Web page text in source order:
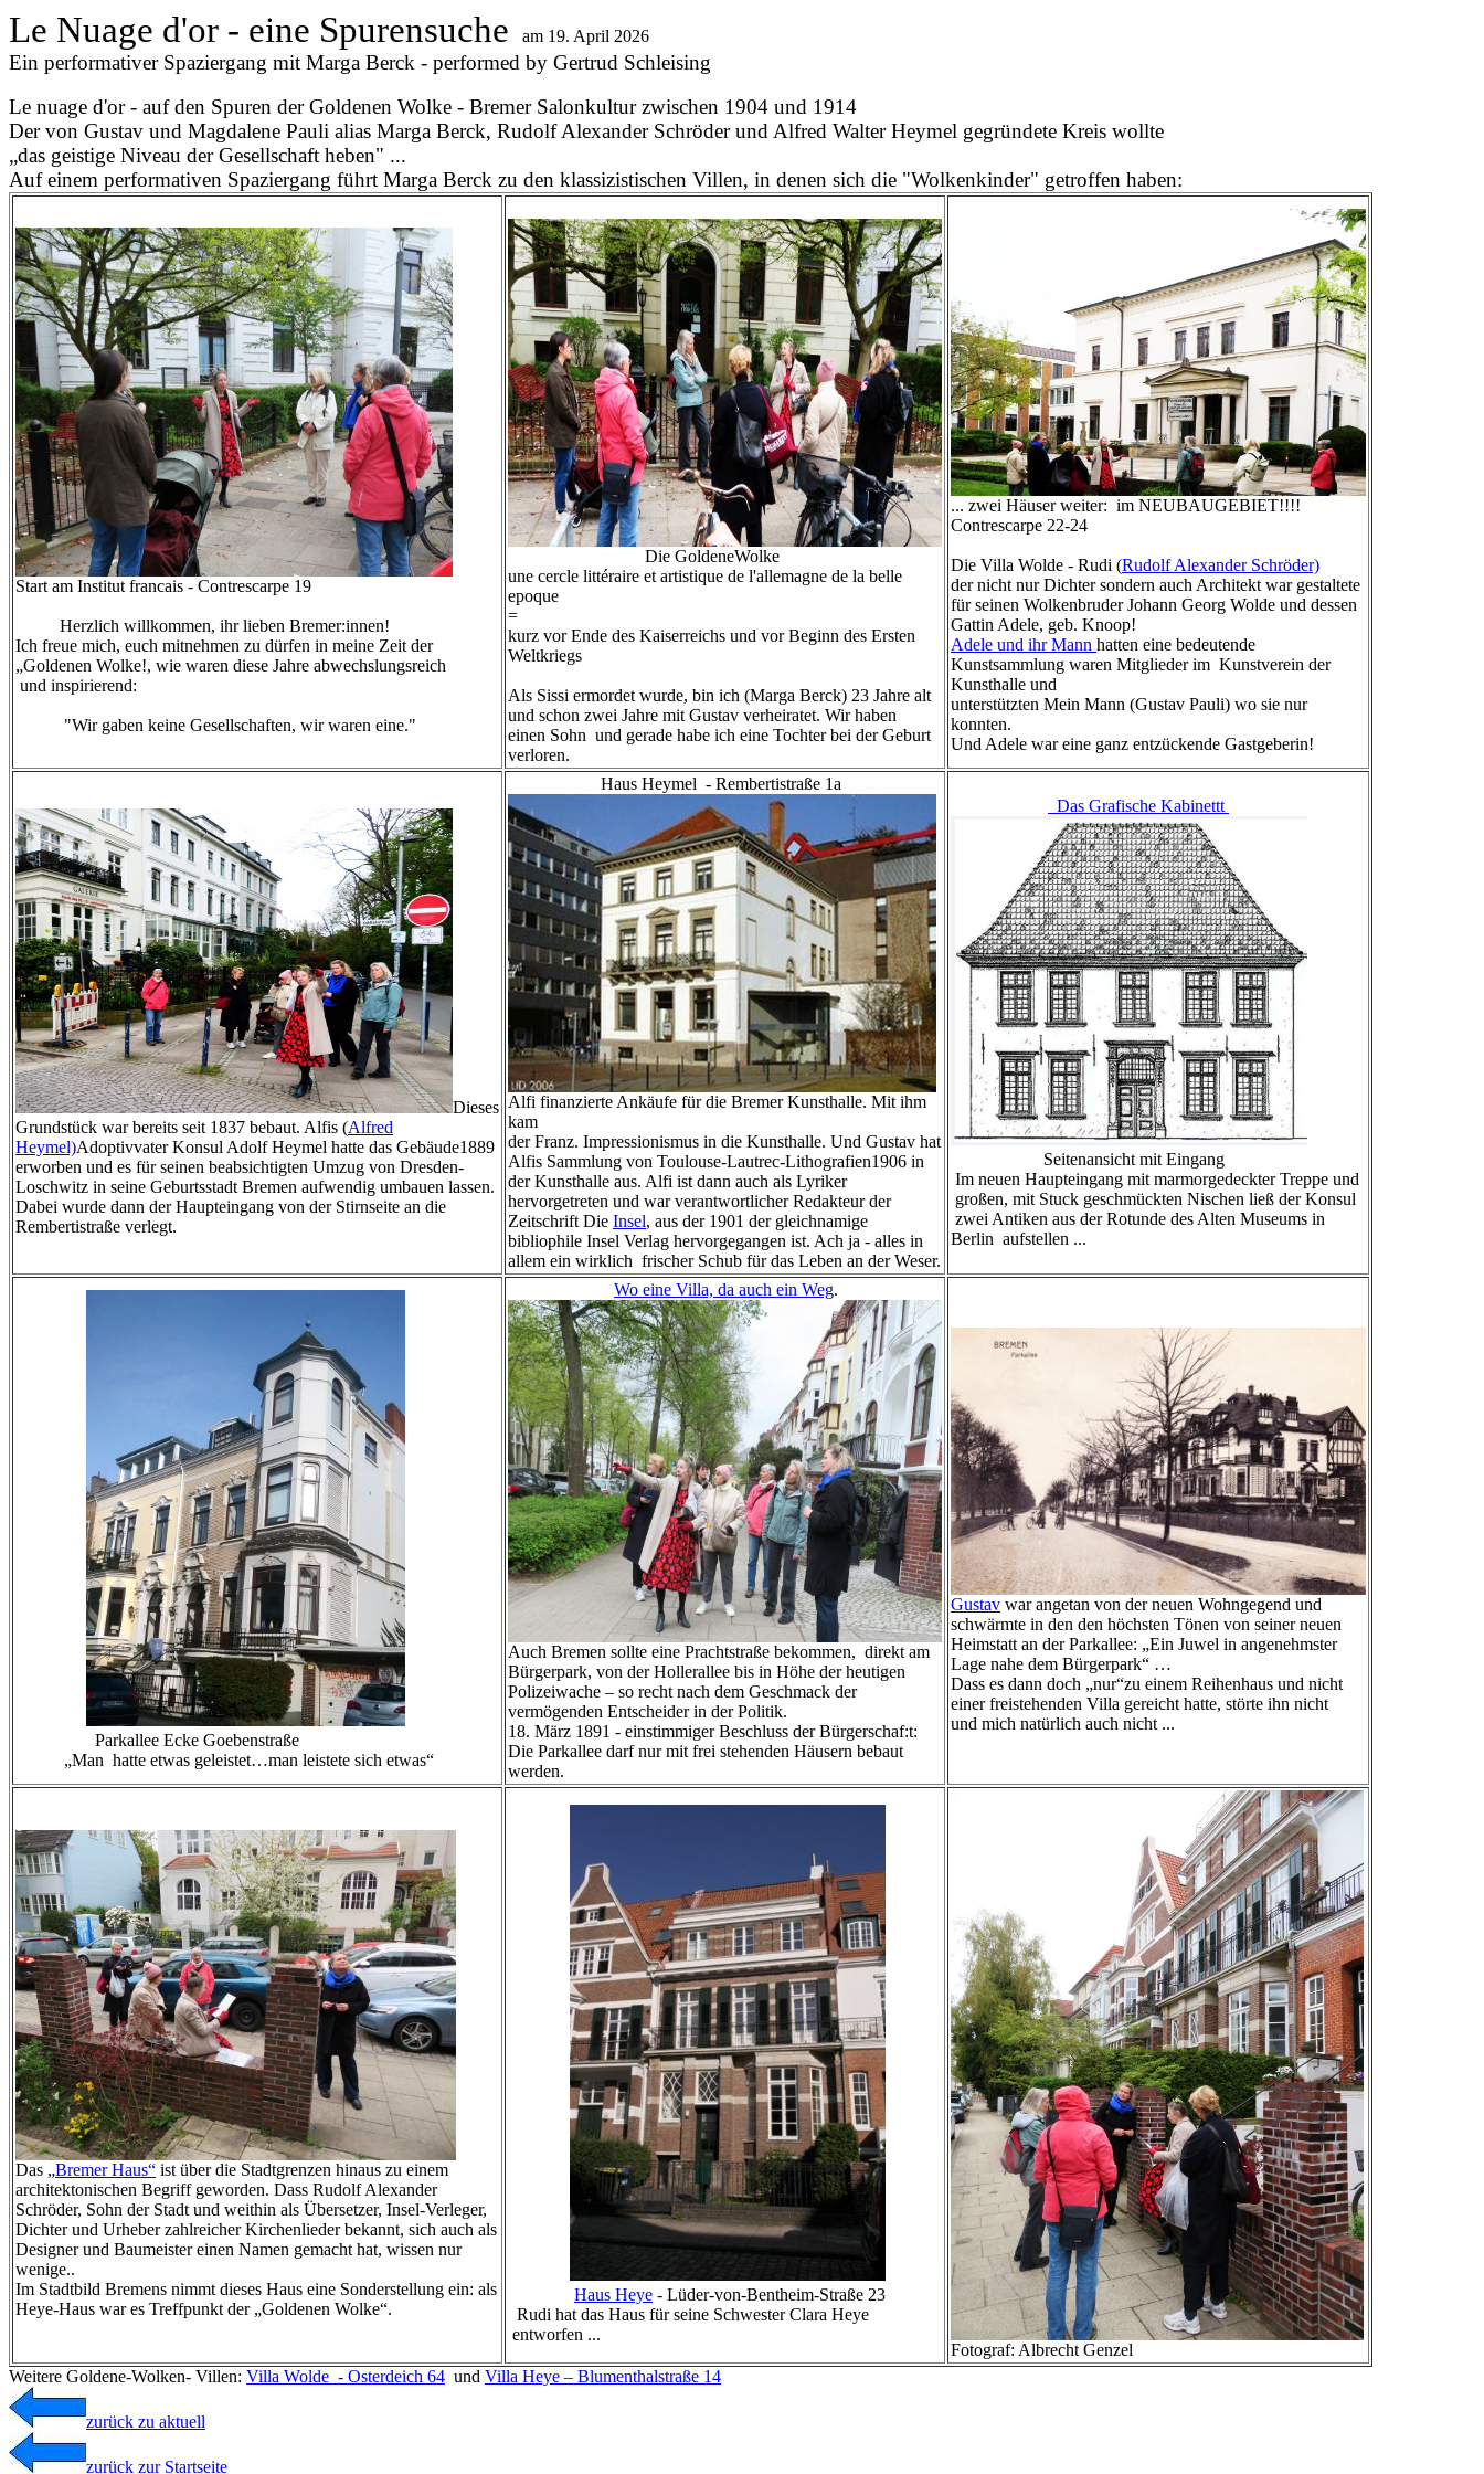
Le Nuage d'or - eine Spurensuche am 19. April 2026
Ein performativer Spaziergang mit Marga Berck - performed by Gertrud Schleising
Le nuage d'or - auf den Spuren der Goldenen Wolke - Bremer Salonkultur zwischen 1904 und 1914
Der von Gustav und Magdalene Pauli alias Marga Berck, Rudolf Alexander Schröder und Alfred Walter Heymel gegründete Kreis wollte
„das geistige Niveau der Gesellschaft heben" ...
Auf einem performativen Spaziergang führt Marga Berck zu den klassizistischen Villen, in denen sich die "Wolkenkinder" getroffen haben:
Start am Institut francais - Contrescarpe 19
Herzlich willkommen, ihr lieben Bremer:innen!
Ich freue mich, euch mitnehmen zu dürfen in meine Zeit der
„Goldenen Wolke!, wie waren diese Jahre abwechslungsreich
und inspirierend:
"Wir gaben keine Gesellschaften, wir waren eine."
Die GoldeneWolke
une cercle littéraire et artistique de l'allemagne de la belle
epoque
=
kurz vor Ende des Kaiserreichs und vor Beginn des Ersten
Weltkriegs
Als Sissi ermordet wurde, bin ich (Marga Berck) 23 Jahre alt
und schon zwei Jahre mit Gustav verheiratet. Wir haben
einen Sohn und gerade habe ich eine Tochter bei der Geburt
verloren.
... zwei Häuser weiter: im NEUBAUGEBIET!!!!
Contrescarpe 22-24
Die Villa Wolde - Rudi (Rudolf Alexander Schröder)
der nicht nur Dichter sondern auch Architekt war gestaltete
für seinen Wolkenbruder Johann Georg Wolde und dessen
Gattin Adele, geb. Knoop!
Adele und ihr Mann hatten eine bedeutende
Kunstsammlung waren Mitglieder im Kunstverein der
Kunsthalle und
unterstützten Mein Mann (Gustav Pauli) wo sie nur
konnten.
Und Adele war eine ganz entzückende Gastgeberin!
Dieses
Grundstück war bereits seit 1837 bebaut. Alfis (Alfred
Heymel)Adoptivvater Konsul Adolf Heymel hatte das Gebäude1889
erworben und es für seinen beabsichtigten Umzug von Dresden-
Loschwitz in seine Geburtsstadt Bremen aufwendig umbauen lassen.
Dabei wurde dann der Haupteingang von der Stirnseite an die
Rembertistraße verlegt.
Haus Heymel - Rembertistraße 1a
Alfi finanzierte Ankäufe für die Bremer Kunsthalle. Mit ihm
kam
der Franz. Impressionismus in die Kunsthalle. Und Gustav hat
Alfis Sammlung von Toulouse-Lautrec-Lithografien1906 in
der Kunsthalle aus. Alfi ist dann auch als Lyriker
hervorgetreten und war verantwortlicher Redakteur der
Zeitschrift Die Insel, aus der 1901 der gleichnamige
bibliophile Insel Verlag hervorgegangen ist. Ach ja - alles in
allem ein wirklich frischer Schub für das Leben an der Weser.
Das Grafische Kabinettt
Seitenansicht mit Eingang
Im neuen Haupteingang mit marmorgedeckter Treppe und
großen, mit Stuck geschmückten Nischen ließ der Konsul
zwei Antiken aus der Rotunde des Alten Museums in
Berlin aufstellen ...
Parkallee Ecke Goebenstraße
„Man hatte etwas geleistet…man leistete sich etwas“
Wo eine Villa, da auch ein Weg.
Auch Bremen sollte eine Prachtstraße bekommen, direkt am
Bürgerpark, von der Hollerallee bis in Höhe der heutigen
Polizeiwache – so recht nach dem Geschmack der
vermögenden Entscheider in der Politik.
18. März 1891 - einstimmiger Beschluss der Bürgerschaf:t:
Die Parkallee darf nur mit frei stehenden Häusern bebaut
werden.
Gustav war angetan von der neuen Wohngegend und
schwärmte in den den höchsten Tönen von seiner neuen
Heimstatt an der Parkallee: „Ein Juwel in angenehmster
Lage nahe dem Bürgerpark“ …
Dass es dann doch „nur“zu einem Reihenhaus und nicht
einer freistehenden Villa gereicht hatte, störte ihn nicht
und mich natürlich auch nicht ...
Das „Bremer Haus“ ist über die Stadtgrenzen hinaus zu einem
architektonischen Begriff geworden. Dass Rudolf Alexander
Schröder, Sohn der Stadt und weithin als Übersetzer, Insel-Verleger,
Dichter und Urheber zahlreicher Kirchenlieder bekannt, sich auch als
Designer und Baumeister einen Namen gemacht hat, wissen nur
wenige..
Im Stadtbild Bremens nimmt dieses Haus eine Sonderstellung ein: als
Heye-Haus war es Treffpunkt der „Goldenen Wolke“.
Haus Heye - Lüder-von-Bentheim-Straße 23
Rudi hat das Haus für seine Schwester Clara Heye
entworfen ...
Fotograf: Albrecht Genzel
Weitere Goldene-Wolken- Villen: Villa Wolde - Osterdeich 64 und Villa Heye – Blumenthalstraße 14
zurück zu aktuell
zurück zur Startseite